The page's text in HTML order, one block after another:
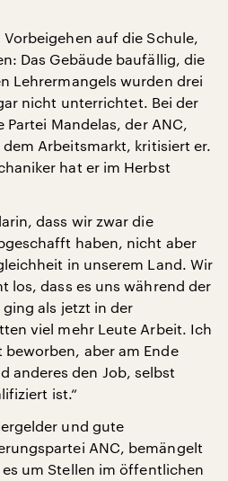
auf die Schule,
Das Gebäude baufällig, die
Lehrermangels wurden drei
nicht unterrichtet. Bei der
Mandelas, der ANC,
Arbeitsmarkt, kritisiert er.
hat er im Herbst
dass wir zwar die
haben, nicht aber
in unserem Land. Wir
los, dass es uns während der
als jetzt in der
viel mehr Leute Arbeit. Ich
aber am Ende
anderes den Job, selbst
ist.“
und gute
ANC, bemängelt
um Stellen im öffentlichen